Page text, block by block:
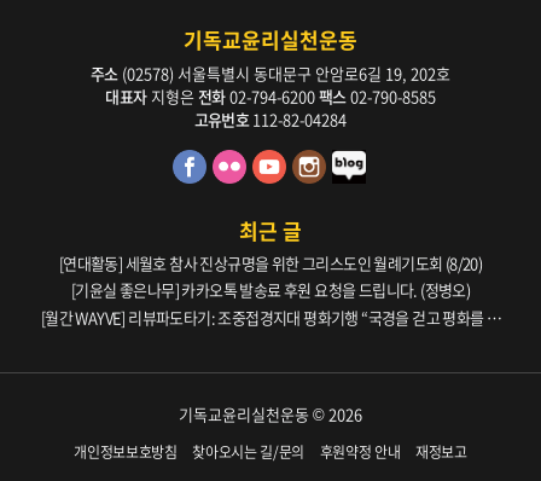
기독교윤리실천운동
주소 (02578) 서울특별시 동대문구 안암로6길 19, 202호
대표자지형은 전화02-794-6200팩스 02-790-8585
고유번호 112-82-04284
최근 글
[연대활동] 세월호 참사 진상규명을 위한 그리스도인 월례기도회 (8/20)
[기윤실 좋은나무] 카카오톡 발송료 후원 요청을 드립니다. (정병오)
[월간 WAYVE] 리뷰파도타기: 조중접경지대 평화기행 “국경을 걷고 평화를 생
기독교윤리실천운동 © 2026
개인정보보호방침 찾아오시는 길/문의 후원약정 안내 재정보고